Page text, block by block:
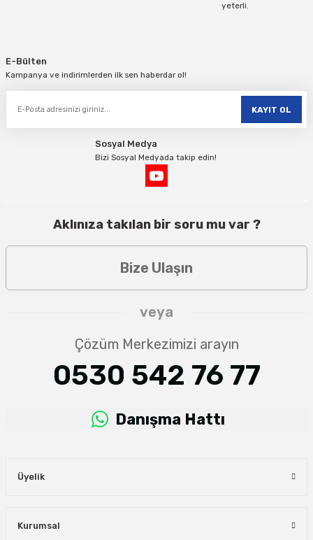
yeterli.
E-Bülten
Kampanya ve indirimlerden ilk sen haberdar ol!
KAYIT OL
Sosyal Medya
Bizi Sosyal Medyada takip edin!
Aklınıza takılan bir soru mu var ?
Bize Ulaşın
veya
Çözüm Merkezimizi arayın
0530 542 76 77
Danışma Hattı
Üyelik
Kurumsal